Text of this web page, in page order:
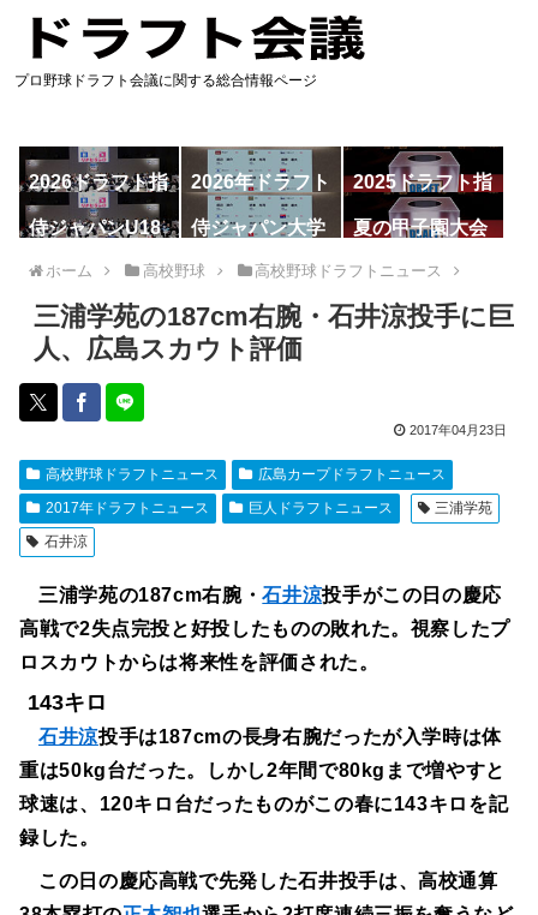
プロ野球ドラフト会議に関する総合情報ページ
2026ドラフト指
名予想
2026年ドラフト
候補
2025ドラフト指
名一覧
侍ジャパンU18
代表
侍ジャパン大学
代表
夏の甲子園大会
ホーム 高校野球 高校野球ドラフトニュース
三浦学苑の187cm右腕・石井涼投手に巨
人、広島スカウト評価
2017年04月23日
高校野球ドラフトニュース
広島カープドラフトニュース
2017年ドラフトニュース
巨人ドラフトニュース
三浦学苑
石井涼
三浦学苑の187cm右腕・石井涼投手がこの日の慶応
高戦で2失点完投と好投したものの敗れた。視察したプ
ロスカウトからは将来性を評価された。
143キロ
石井涼投手は187cmの長身右腕だったが入学時は体
重は50kg台だった。しかし2年間で80kgまで増やすと
球速は、120キロ台だったものがこの春に143キロを記
録した。
この日の慶応高戦で先発した石井投手は、高校通算